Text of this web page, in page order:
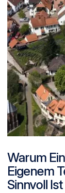
Warum
Eigenem
Sinnvoll Ist